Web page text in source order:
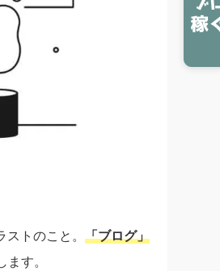
トのこと。 「ブログ」
す。